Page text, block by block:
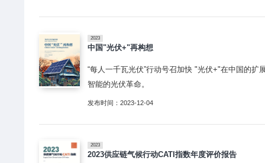
2023
中国"光伏+"再构想
“每人一千瓦光伏”行动号召加快 "光伏+"在中国的
智能的光伏革命。
发布时间：2023-12-04
2023
2023供应链气候行动CATI指数年度评价报告